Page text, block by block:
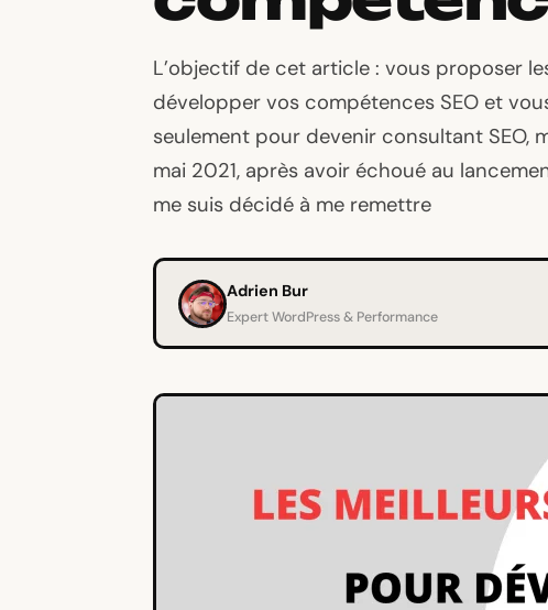
L’objectif de cet article : vous proposer
développer vos compétences SEO et
seulement pour devenir consultant SEO,
mai 2021, après avoir échoué au
me suis décidé à me remettre
Adrien Bur
Expert WordPress & Performance